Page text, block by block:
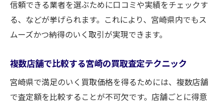
信頼できる業者を選ぶために口コミや実績をチェックす
る、などが挙げられます。これにより、宮崎県内でもス
ムーズかつ納得のいく取引が実現できます。
複数店舗で比較する宮崎の買取査定テクニック
宮崎県で満足のいく買取価格を得るためには、複数店舗
で査定額を比較することが不可欠です。店舗ごとに得意